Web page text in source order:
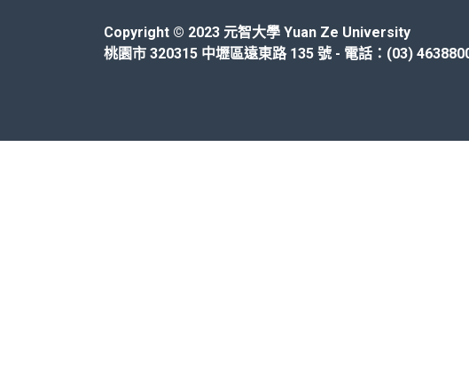
Copyright © 2023 元智大學 Yuan Ze University
桃園市 320315 中壢區遠東路 135 號 - 電話：(03)